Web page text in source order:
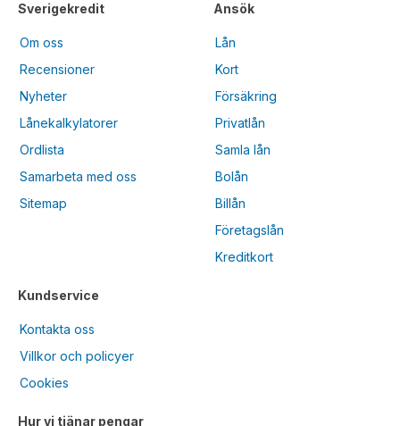
Sverigekredit
Om oss
Recensioner
Nyheter
Lånekalkylatorer
Ordlista
Samarbeta med oss
Sitemap
Kundservice
Kontakta oss
Villkor och policyer
Cookies
Ansök
Lån
Kort
Försäkring
Privatlån
Samla lån
Bolån
Billån
Företagslån
Kreditkort
Hur vi tjänar pengar